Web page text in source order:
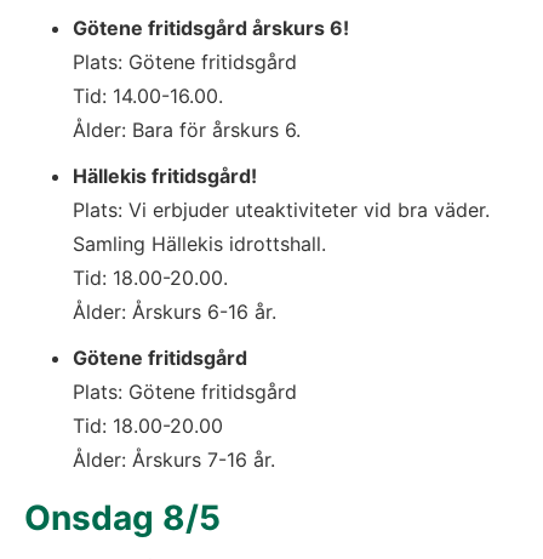
Götene fritidsgård årskurs 6!
Plats: Götene fritidsgård
Tid: 14.00-16.00.
Ålder: Bara för årskurs 6.
Hällekis fritidsgård!
Plats: Vi erbjuder uteaktiviteter vid bra väder.
Samling Hällekis idrottshall.
Tid: 18.00-20.00.
Ålder: Årskurs 6-16 år.
Götene fritidsgård
Plats: Götene fritidsgård
Tid: 18.00-20.00
Ålder: Årskurs 7-16 år.
Onsdag 8/5